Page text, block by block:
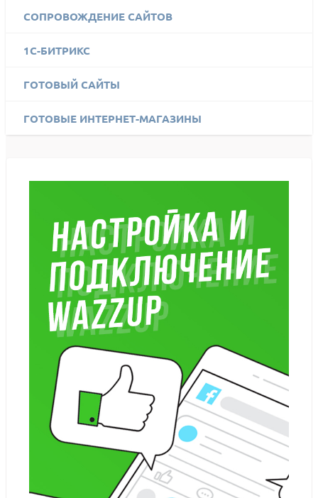
СОПРОВОЖДЕНИЕ САЙТОВ
1C-БИТРИКС
ГОТОВЫЙ САЙТЫ
ГОТОВЫЕ ИНТЕРНЕТ-МАГАЗИНЫ